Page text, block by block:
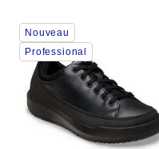
Cliquer
sur
les
échantillons
couleurs
modifiera
l’image
Nouveau
Professional